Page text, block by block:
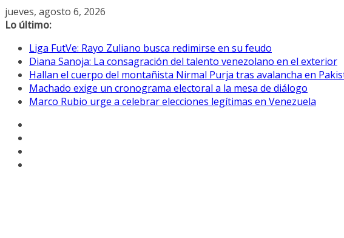
Saltar
al
jueves, agosto 6, 2026
Lo último:
Liga FutVe: Rayo Zuliano busca redimirse en su feudo
Diana Sanoja: La consagración del talento venezolano en el exterior
Hallan el cuerpo del montañista Nirmal Purja tras avalancha en
Machado exige un cronograma electoral a la mesa de diálogo
Marco Rubio urge a celebrar elecciones legítimas en Venezuela